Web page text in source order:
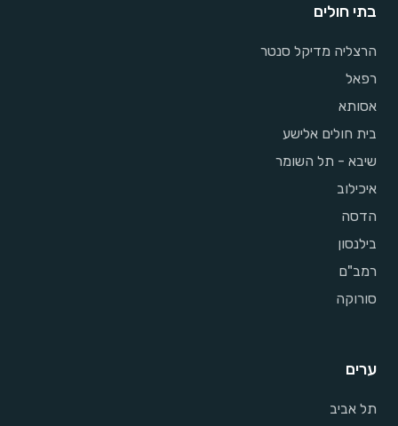
בתי חולים
הרצליה מדיקל סנטר
רפאל
אסותא
בית חולים אלישע
שיבא - תל השומר
איכילוב
הדסה
בילנסון
רמב"ם
סורוקה
ערים
תל אביב